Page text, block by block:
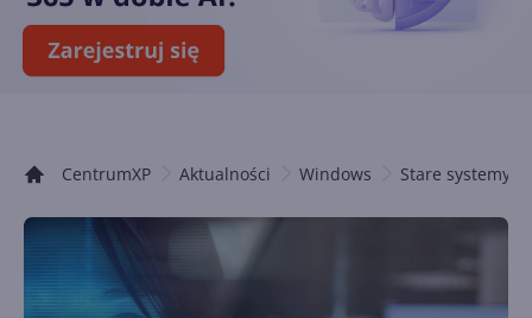
CentrumXP Aktualności Windows Stare systemy